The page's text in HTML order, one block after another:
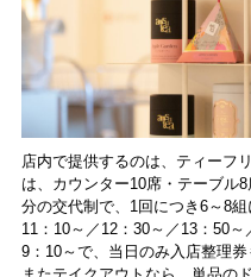
店内で提供するのは、ティーフ
は、カウンター10席・テーブル
分の交代制で、1回につき6～8組
11：10～／12：30～／13：50
9：10～で、当日のみ入店整理券